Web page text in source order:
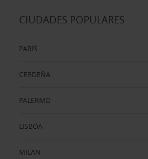
CIUDADES POPULARES
PARÍS
CERDEÑA
PALERMO
LISBOA
MILAN